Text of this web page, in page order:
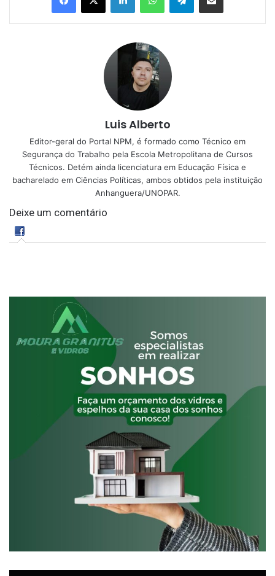
Luis Alberto
Editor-geral do Portal NPM, é formado como Técnico em
Segurança do Trabalho pela Escola Metropolitana de Cursos
Técnicos. Detém ainda licenciatura em Educação Física e
bacharelado em Ciências Políticas, ambos obtidos pela instituição
Anhanguera/UNOPAR.
Deixe um comentário